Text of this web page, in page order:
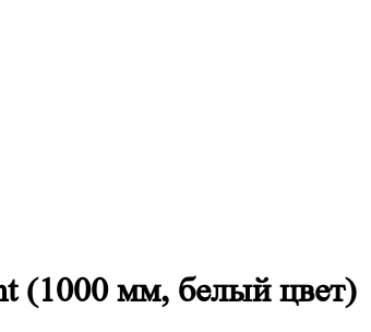
(1000 мм, белый цвет)